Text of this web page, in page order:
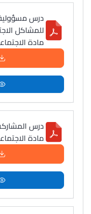
au Maroc
التعليم
Vidéos
Vidéos
دليل المهن
ما يزيد عن 149 مهنة
درس
للمشاكل
مادة
مادة